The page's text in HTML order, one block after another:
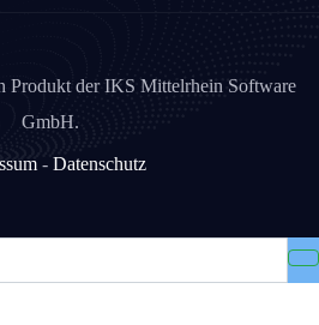
Produkt der IKS Mittelrhein Software
GmbH.
- Datenschutz